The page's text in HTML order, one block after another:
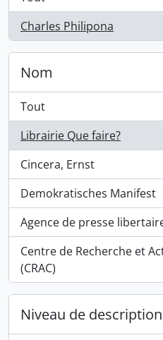
Charles Philipona
, 1 résultats
Nom
Tout
Librairie Que faire?
, 1 résultats
Cincera, Ernst
, 1 résultats
Demokratisches Manifest
, 1 résultats
Agence de presse
, 1 résultats
Centre de Recherche et
(CRAC)
, 1 résultats
Niveau de description